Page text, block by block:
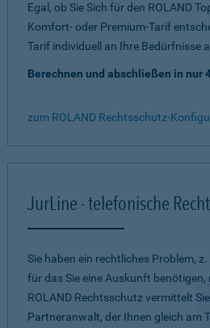
Egal, ob Sie Sich für den ROLAND
Komfort- oder Premium-Tarif
Tarif individuell an Ihre Bedürfnisse
Berechnen und abschließen in nur
zum ROLAND Rechtsschutz-
JurLine - telefonische
Sie haben ein rechtliches Problem,
für das Sie eine Auskunft benötigen,
ROLAND Rechtsschutz vermittelt
Partneranwalt, der Ihnen gleich am